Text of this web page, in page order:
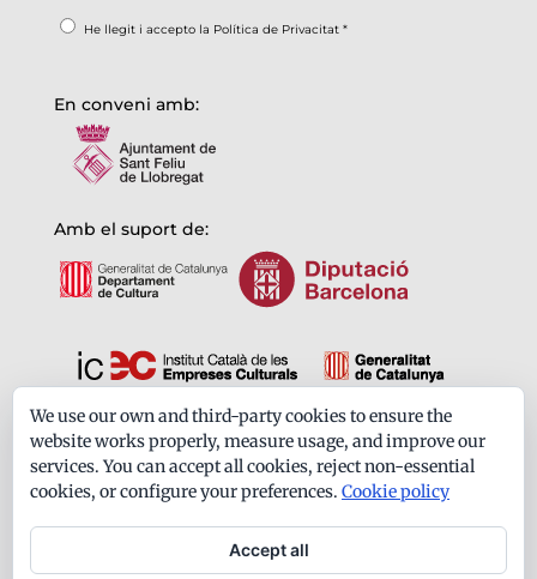
He llegit i accepto la Política de Privacitat*
En conveni amb:
Amb el suport de:
Formem part de:
We use our own and third-party cookies to ensure the
website works properly, measure usage, and improve our
services. You can accept all cookies, reject non-essential
cookies, or configure your preferences. Cookie policy
Accept all